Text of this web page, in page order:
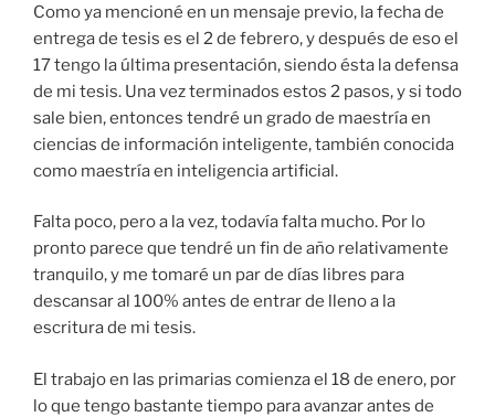
Como ya mencioné en un mensaje previo, la fecha de
entrega de tesis es el 2 de febrero, y después de eso el
17 tengo la última presentación, siendo ésta la defensa
de mi tesis. Una vez terminados estos 2 pasos, y si todo
sale bien, entonces tendré un grado de maestría en
ciencias de información inteligente, también conocida
como maestría en inteligencia artificial.
Falta poco, pero a la vez, todavía falta mucho. Por lo
pronto parece que tendré un fin de año relativamente
tranquilo, y me tomaré un par de días libres para
descansar al 100% antes de entrar de lleno a la
escritura de mi tesis.
El trabajo en las primarias comienza el 18 de enero, por
lo que tengo bastante tiempo para avanzar antes de